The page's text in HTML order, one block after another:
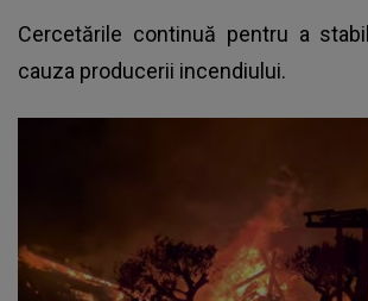
Cercetările continuă pentru a
cauza producerii incendiului.